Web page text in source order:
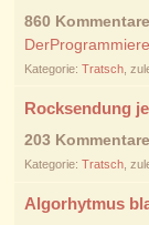
860 Kommentare
Kategorie: Tratsch,
Rocksendung
203 Kommentare
Kategorie: Tratsch,
Algorhytmus